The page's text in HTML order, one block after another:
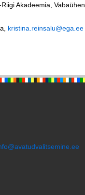
Akadeemia,
kristina.reinsalu@ega.ee